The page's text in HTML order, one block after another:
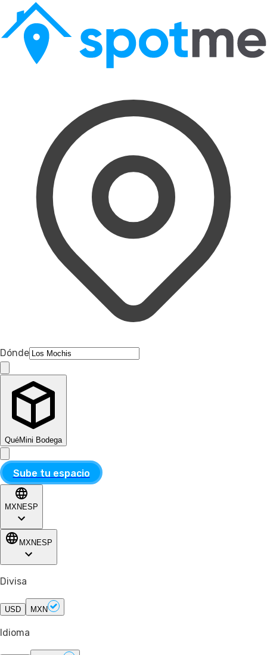
Dónde
QuéMini Bodega
Sube tu espacio
MXN ESP
MXN ESP
Divisa
USD MXN
Idioma